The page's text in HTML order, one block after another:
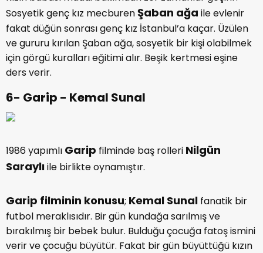
Sosyetik genç kız mecburenŞaban ağa ile evlenir
fakat düğün sonrası genç kız İstanbul’a kaçar. Üzülen
ve gururu kırılan Şaban ağa, sosyetik bir kişi olabilmek
için görgü kuralları eğitimi alır. Beşik kertmesi eşine
ders verir.
6- Garip - Kemal Sunal
1986 yapımlı Garip filminde baş rolleri Nilgün
Saraylıile birlikte oynamıştır.
Garip filminin konusu; Kemal Sunal fanatik bir
futbol meraklısıdır. Bir gün kundağa sarılmış ve
bırakılmış bir bebek bulur. Bulduğu çocuğa fatoş ismini
verir ve çocuğu büyütür. Fakat bir gün büyüttüğü kızın